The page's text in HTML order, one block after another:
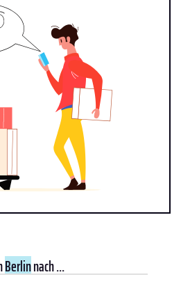
Berlinnach ...